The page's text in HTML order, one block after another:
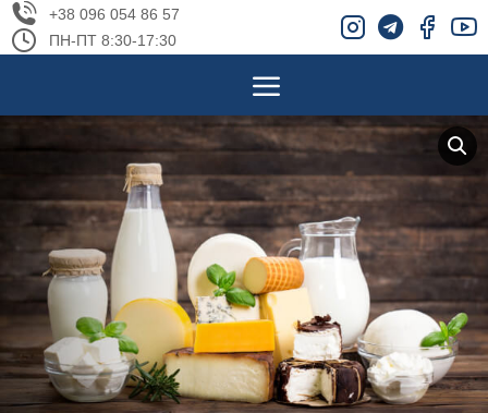
+38 096 054 86 57
ПН-ПТ 8:30-17:30